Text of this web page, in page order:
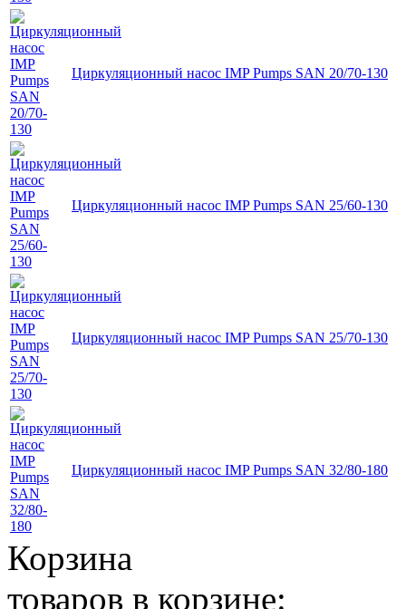
Циркуляционный насос IMP Pumps SAN 20/70-130
Циркуляционный насос IMP Pumps SAN 25/60-130
Циркуляционный насос IMP Pumps SAN 25/70-130
Циркуляционный насос IMP Pumps SAN 32/80-180
Корзина
товаров в корзине: